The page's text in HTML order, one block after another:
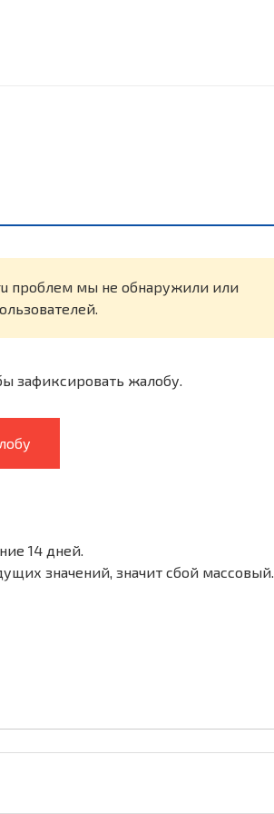
проблем мы не обнаружили или
зафиксировать жалобу.
14 дней.
значений, значит сбой массовый.